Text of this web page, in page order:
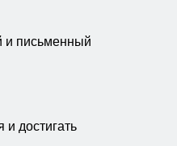
и письменный
и достигать